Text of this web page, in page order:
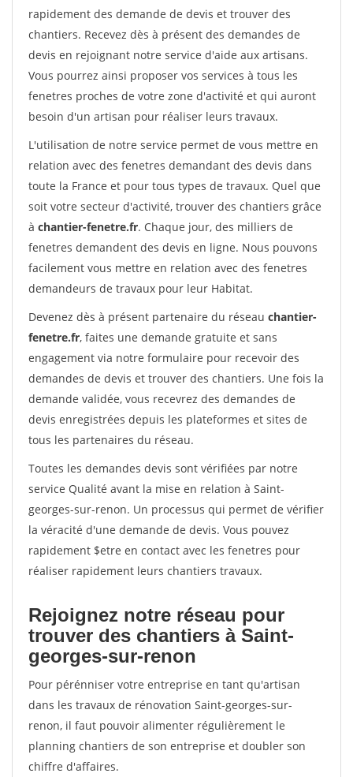
rapidement des demande de devis et trouver des
chantiers. Recevez dès à présent des demandes de
devis en rejoignant notre service d'aide aux artisans.
Vous pourrez ainsi proposer vos services à tous les
fenetres proches de votre zone d'activité et qui auront
besoin d'un artisan pour réaliser leurs travaux.
L'utilisation de notre service permet de vous mettre en
relation avec des fenetres demandant des devis dans
toute la France et pour tous types de travaux. Quel que
soit votre secteur d'activité, trouver des chantiers grâce
à chantier-fenetre.fr. Chaque jour, des milliers de
fenetres demandent des devis en ligne. Nous pouvons
facilement vous mettre en relation avec des fenetres
demandeurs de travaux pour leur Habitat.
Devenez dès à présent partenaire du réseau chantier-
fenetre.fr, faites une demande gratuite et sans
engagement via notre formulaire pour recevoir des
demandes de devis et trouver des chantiers. Une fois la
demande validée, vous recevrez des demandes de
devis enregistrées depuis les plateformes et sites de
tous les partenaires du réseau.
Toutes les demandes devis sont vérifiées par notre
service Qualité avant la mise en relation à Saint-
georges-sur-renon. Un processus qui permet de vérifier
la véracité d'une demande de devis. Vous pouvez
rapidement $etre en contact avec les fenetres pour
réaliser rapidement leurs chantiers travaux.
Rejoignez notre réseau pour
trouver des chantiers à Saint-
georges-sur-renon
Pour pérénniser votre entreprise en tant qu'artisan
dans les travaux de rénovation Saint-georges-sur-
renon, il faut pouvoir alimenter régulièrement le
planning chantiers de son entreprise et doubler son
chiffre d'affaires.